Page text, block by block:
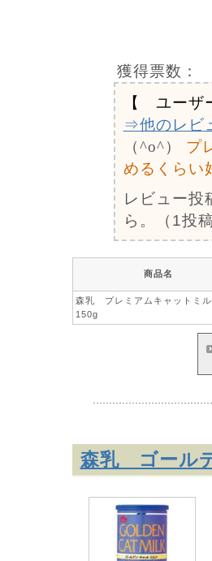
獲得票数：
【 ユーザ
⇒他のレビ
（^o^）
プ
めるくらい
レビュー投
ら。（1投
商品名
森乳 プレミアムキャットミ
150g
森乳 ゴール